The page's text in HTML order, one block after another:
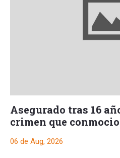
Asegurado tras 16
crimen que
06 de Aug, 2026